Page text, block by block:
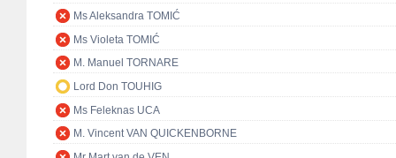
Ms Aleksandra TOMIĆ
Ms Violeta TOMIĆ
M. Manuel TORNARE
Lord Don TOUHIG
Ms Feleknas UCA
M. Vincent VAN QUICKENBORNE